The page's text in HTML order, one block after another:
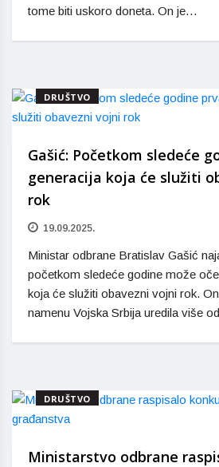
tome biti uskoro doneta. On je…
DRUŠTVO
Gašić: Početkom sledeće
generacija koja će služiti
rok
19.09.2025.
Ministar odbrane Bratislav Gašić
početkom sledeće godine može
koja će služiti obavezni vojni rok.
namenu Vojska Srbija uredila više
DRUŠTVO
Ministarstvo odbrane